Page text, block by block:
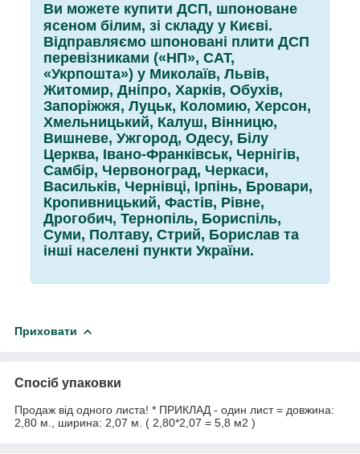
Ви можете купити ДСП, шпоноване
ясеном білим, зі складу у Києві.
Відправляємо шпоновані плити ДСП
перевізниками («НП», САТ,
«Укрпошта») у Миколаїв, Львів,
Житомир, Дніпро, Харків, Обухів,
Запоріжжя, Луцьк, Коломию, Херсон,
Хмельницький, Калуш, Вінницю,
Вишневе, Ужгород, Одесу, Білу
Церква, Івано-Франківськ, Чернігів,
Самбір, Червоноград, Черкаси,
Васильків, Чернівці, Ірпінь, Бровари,
Кропивницький, Фастів, Рівне,
Дрогобич, Тернопіль, Бориспіль,
Суми, Полтаву, Стрий, Борислав та
інші населені пункти України.
Приховати
Спосіб упаковки
Продаж від одного листа! * ПРИКЛАД - один лист = довжина:
2,80 м., ширина: 2,07 м. ( 2,80*2,07 = 5,8 м2 )